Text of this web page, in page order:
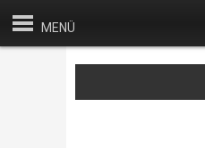
MENÜ